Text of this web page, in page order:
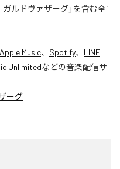
ルドヴァザーグ」を含む全1
Apple Music、 Spotify、 LINE
Unlimitedなどの音楽配信サ
ーグ